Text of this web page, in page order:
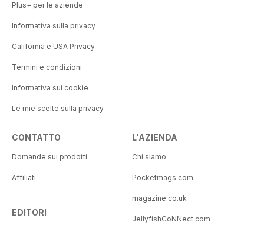
Plus+ per le aziende
Informativa sulla privacy
California e USA Privacy
Termini e condizioni
Informativa sui cookie
Le mie scelte sulla privacy
CONTATTO
Domande sui prodotti
Affiliati
EDITORI
L'AZIENDA
Chi siamo
Pocketmags.com
magazine.co.uk
JellyfishCoNNect.com